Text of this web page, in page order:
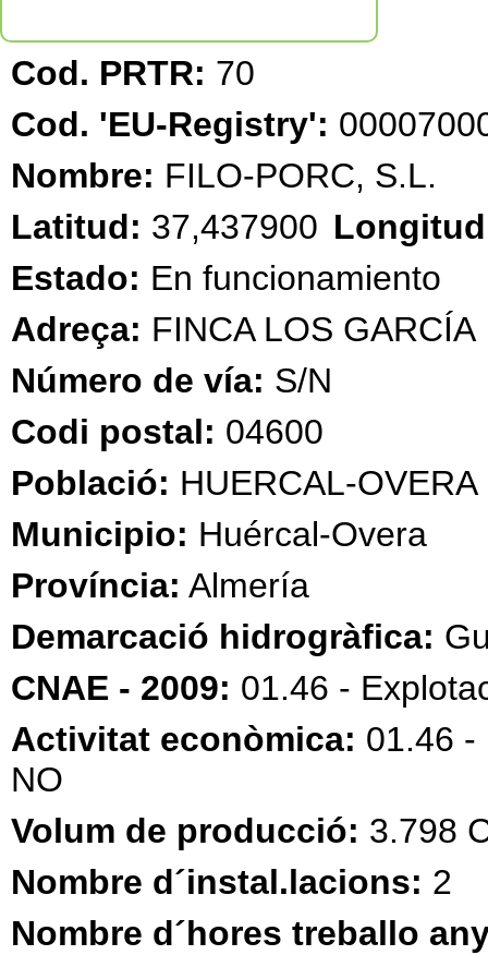
Cod. PRTR: 70
Cod. 'EU-Registry':
Nombre: FILO-PORC, S.L.
Latitud: 37,437900
Estado: En funcionamiento
Adreça: FINCA LOS GARCÍA
Número de vía: S/N
Codi postal: 04600
Població: HUERCAL-OVERA
Municipio: Huércal-Overa
Província: Almería
Demarcació hidrogràfica:
CNAE - 2009: 01.46 -
Activitat econòmica: 01.46 -
NO
Volum de producció: 3.798
Nombre d´instal.lacions: 2
Nombre d´hores treballo